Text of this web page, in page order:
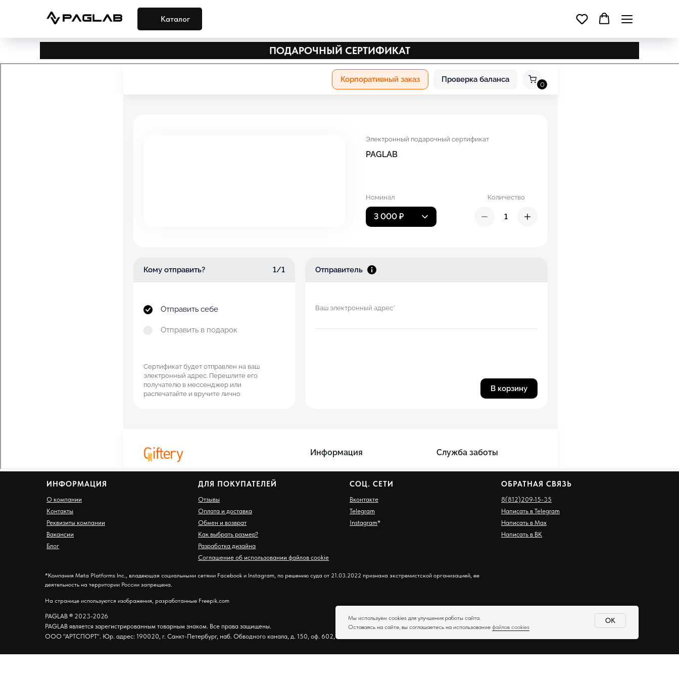
Каталог
ПОДАРОЧНЫЙ СЕРТИФИКАТ
Мы используем cookies для улучшения работы сайта.
Оставаясь на сайте, вы соглашаетесь на использование файлов cookies
ОК
ИНФОРМАЦИЯ
О компании
Контакты
Реквизиты компании
Вакансии
Блог
ДЛЯ ПОКУПАТЕЛЕЙ
Отзывы
Оплата и доставка
Обмен и возврат
Как выбрать размер?
Разработка дизайна
Соглашение об использовании файлов cookie
СОЦ. СЕТИ
Вконтакте
Telegram
Instagram*
ОБРАТНАЯ СВЯЗЬ
8(812)209-15-35
Написать в Telegram
Написать в Max
Написать в ВК
*Компания Meta Platforms Inc., владеющая социальными сетями Facebook и Instagram, по решению суда от 21.03.2022 признана экстремистской организацией, ее
деятельность на территории России запрещена.
На странице используются изображения, разработанные Freepik.com
PAGLAB ® 2023-2026
PAGLAB является зарегистрированным товарным знаком. Все права защищены.
ООО "АРТСПОРТ". Юр. адрес: 190020, г. Санкт-Петербург, наб. Обводного канала, д. 150, оф. 602, 602-01 ОГРН:1197847135936